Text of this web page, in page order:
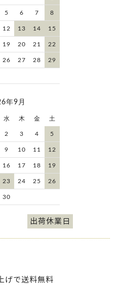
5 6 7 8
12 13 14 15
19 20 21 22
26 27 28 29
年9月
水 木 金 土
2 3 4 5
9 10 11 12
16 17 18 19
23 24 25 26
30
出荷休業日
げで送料無料